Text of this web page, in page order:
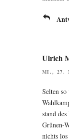
Ulrich
MI., 27.
Sel­ten
stand
Grü­nen-
nichts